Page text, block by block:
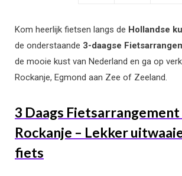
Kom heerlijk fietsen langs de Hollandse
de onderstaande 3-daagse
de mooie kust van Nederland en ga op
Rockanje, Egmond aan Zee of Zeeland.
3 Daags Fietsarrangement
Rockanje – Lekker
fiets